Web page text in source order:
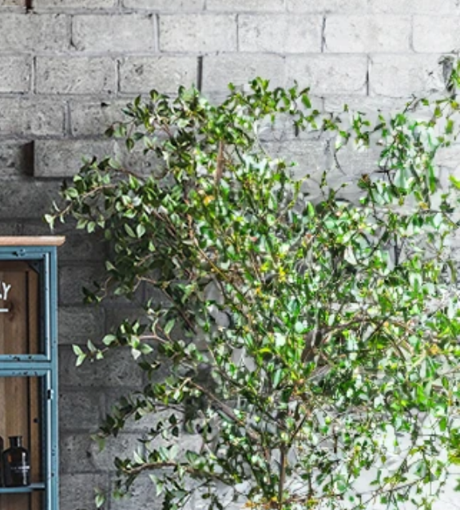
ガー/無垢材とアイアン
ヴィンテージ調キャビネ
のヴィンテージ調キャビ
ヴィンテージ調キャビネ
ンのヴィンテージ調キャ
ンのヴィンテージ調キャ
アンのヴィンテージ調キ
ンのヴィンテージ調キャ